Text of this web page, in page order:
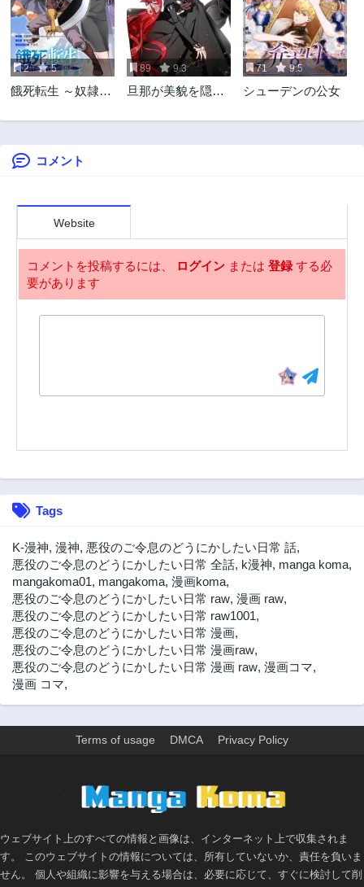
2年前 2年前
第4話
2年前
第3話
2年前
第2話
2年前
第1話
2年前
2 5
餓死転生 ～奴隷少
て覚醒す！～ 第二
89 9.3
旦那が美貌を隠す
71 9.5
シューデンの公女
コメント
Website
コメントを投稿するには、 ログイン または 登録する必
要があります
Tags
K-漫神, 漫神, 悪役のご令息のどうにかしたい日常 話,
悪役のご令息のどうにかしたい日常 全話, k漫神, manga koma,
mangakoma01, mangakoma, 漫画koma,
悪役のご令息のどうにかしたい日常 raw, 漫画 raw,
悪役のご令息のどうにかしたい日常 raw1001,
悪役のご令息のどうにかしたい日常 漫画,
悪役のご令息のどうにかしたい日常 漫画raw,
悪役のご令息のどうにかしたい日常 漫画 raw, 漫画コマ,
漫画 コマ,
Terms of usage DMCA Privacy Policy
ウェブサイト上のすべての情報と画像は、インターネット上で収集されま
す。 このウェブサイトの情報については、所有していないか、責任を負いま
せん。 個人や組織に影響を与える場合は、必要に応じて、すぐに検討して削